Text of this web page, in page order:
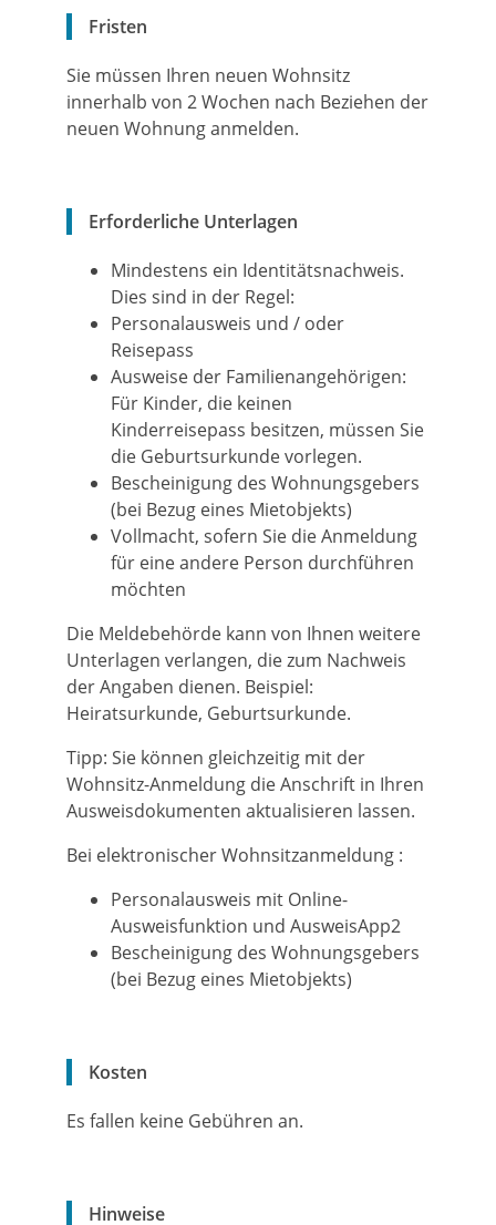
Fristen
Sie müssen Ihren neuen Wohnsitz
innerhalb von 2 Wochen nach Beziehen der
neuen Wohnung anmelden.
Erforderliche Unterlagen
Mindestens ein Identitätsnachweis.
Dies sind in der Regel:
Personalausweis und / oder
Reisepass
Ausweise der Familienangehörigen:
Für Kinder, die keinen
Kinderreisepass besitzen, müssen Sie
die Geburtsurkunde vorlegen.
Bescheinigung des Wohnungsgebers
(bei Bezug eines Mietobjekts)
Vollmacht, sofern Sie die Anmeldung
für eine andere Person durchführen
möchten
Die Meldebehörde kann von Ihnen weitere
Unterlagen verlangen, die zum Nachweis
der Angaben dienen. Beispiel:
Heiratsurkunde, Geburtsurkunde.
Tipp: Sie können gleichzeitig mit der
Wohnsitz-Anmeldung die Anschrift in Ihren
Ausweisdokumenten aktualisieren lassen.
Bei elektronischer Wohnsitzanmeldung :
Personalausweis mit Online-
Ausweisfunktion und AusweisApp2
Bescheinigung des Wohnungsgebers
(bei Bezug eines Mietobjekts)
Kosten
Es fallen keine Gebühren an.
Hinweise